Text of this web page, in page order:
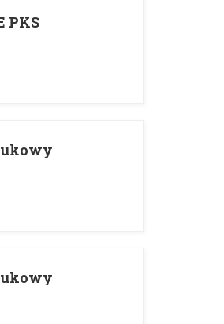
PKS